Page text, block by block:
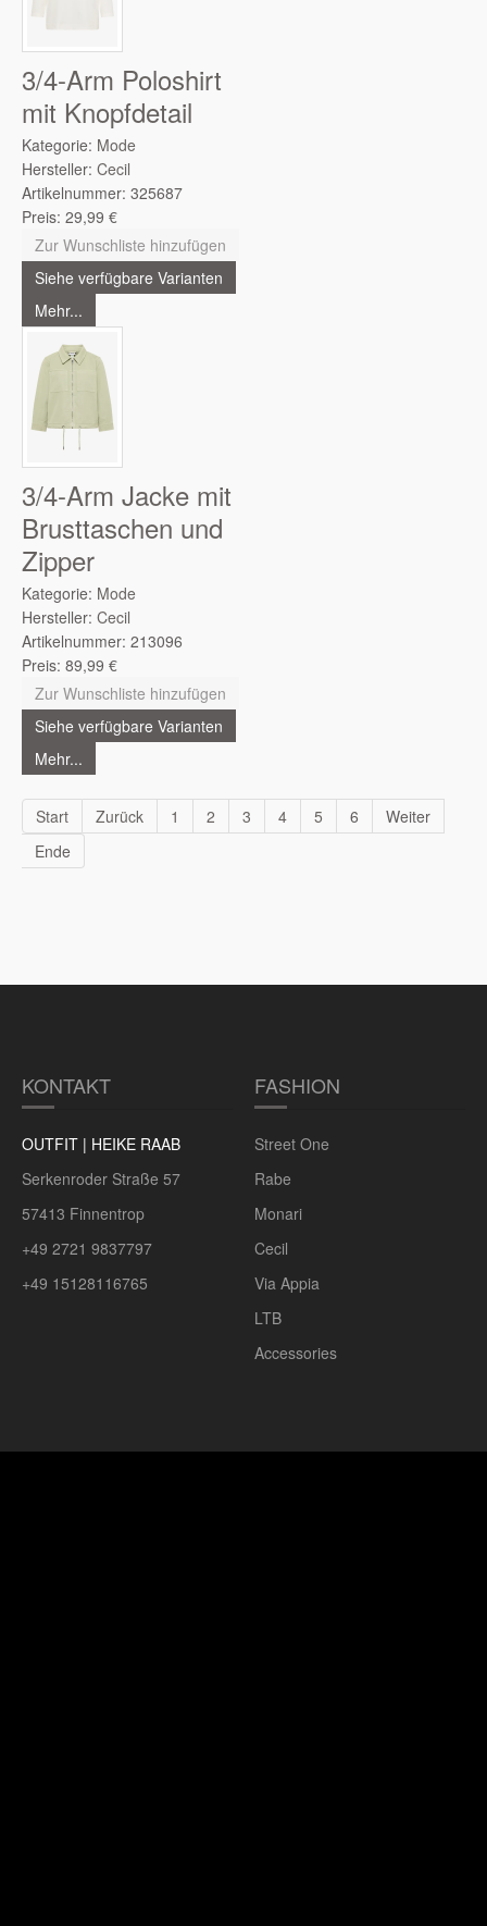
3/4-Arm Poloshirt
mit Knopfdetail
Kategorie: Mode
Hersteller: Cecil
Artikelnummer: 325687
Preis: 29,99 €
Zur Wunschliste hinzufügen
Siehe verfügbare Varianten
Mehr...
3/4-Arm Jacke mit
Brusttaschen und
Zipper
Kategorie: Mode
Hersteller: Cecil
Artikelnummer: 213096
Preis: 89,99 €
Zur Wunschliste hinzufügen
Siehe verfügbare Varianten
Mehr...
Start Zurück 1 2 3 4 5 6
Weiter
Ende
KONTAKT
OUTFIT | HEIKE RAAB
Serkenroder Straße 57
57413 Finnentrop
+49 2721 9837797
+49 15128116765
FASHION
Street One
Rabe
Monari
Cecil
Via Appia
LTB
Accessories